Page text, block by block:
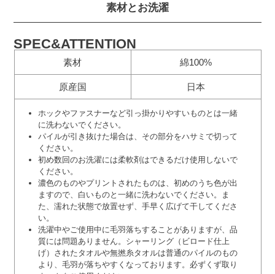
素材とお洗濯
SPEC&ATTENTION
素材 綿100%
原産国 日本
ホックやファスナーなど引っ掛かりやすいものとは一緒
に洗わないでください。
パイルが引き抜けた場合は、その部分をハサミで切って
ください。
初め数回のお洗濯には柔軟剤はできるだけ使用しないで
ください。
濃色のものやプリントされたものは、初めのうち色が出
ますので、白いものと一緒に洗わないでください。ま
た、濡れた状態で放置せず、手早く広げて干してくださ
い。
洗濯中やご使用中に毛羽落ちすることがありますが、品
質には問題ありません。シャーリング（ビロード仕上
げ）されたタオルや無撚糸タオルは普通のパイルのもの
より、毛羽が落ちやすくなっております。必ずくず取り